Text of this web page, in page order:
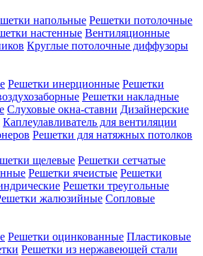
напольные Решетки потолочные
настенные Вентиляционные
Круглые потолочные диффузоры
Решетки инерционные Решетки
Решетки накладные
Слуховые окна-ставни Дизайнерские
Каплеулавливатель для вентиляции
Решетки для натяжных потолков
щелевые Решетки сетчатые
Решетки ячеистые Решетки
Решетки треугольные
жалюзийные Сопловые
Решетки оцинкованные Пластиковые
Решетки из нержавеющей стали